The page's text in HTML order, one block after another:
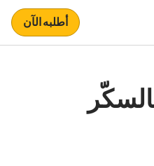
أطلبه الآن